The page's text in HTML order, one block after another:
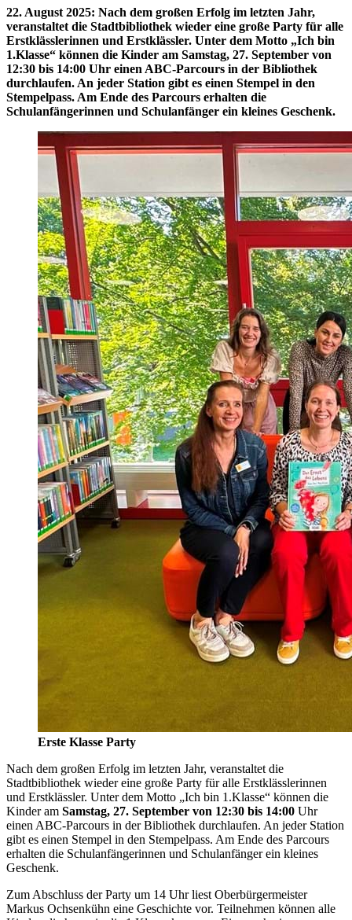
22. August 2025: Nach dem großen Erfolg im letzten Jahr,
veranstaltet die Stadtbibliothek wieder eine große Party für alle
Erstklässlerinnen und Erstklässler. Unter dem Motto „Ich bin
1.Klasse“ können die Kinder am Samstag, 27. September von
12:30 bis 14:00 Uhr einen ABC-Parcours in der Bibliothek
durchlaufen. An jeder Station gibt es einen Stempel in den
Stempelpass. Am Ende des Parcours erhalten die
Schulanfängerinnen und Schulanfänger ein kleines Geschenk.
Erste Klasse Party
Nach dem großen Erfolg im letzten Jahr, veranstaltet die
Stadtbibliothek wieder eine große Party für alle Erstklässlerinnen
und Erstklässler. Unter dem Motto „Ich bin 1.Klasse“ können die
Kinder am Samstag, 27. September von 12:30 bis 14:00 Uhr
einen ABC-Parcours in der Bibliothek durchlaufen. An jeder Station
gibt es einen Stempel in den Stempelpass. Am Ende des Parcours
erhalten die Schulanfängerinnen und Schulanfänger ein kleines
Geschenk.
Zum Abschluss der Party um 14 Uhr liest Oberbürgermeister
Markus Ochsenkühn eine Geschichte vor. Teilnehmen können alle